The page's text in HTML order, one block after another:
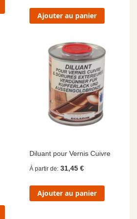
Ajouter au panier
Diluant pour Vernis Cuivre
À partir de 31,45 €
Ajouter au panier